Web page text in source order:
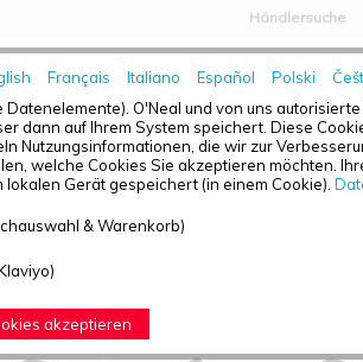
Français Italiano Español Polski
Datenelemente). O'Neal und von uns
dann auf Ihrem System speichert. Diese
Nutzungsinformationen, die wir zur
welche Cookies Sie akzeptieren möchten.
Gerät gespeichert (in einem Cookie).
& Warenkorb)
akzeptieren
Händlersuche
HOME
- SOCKEN